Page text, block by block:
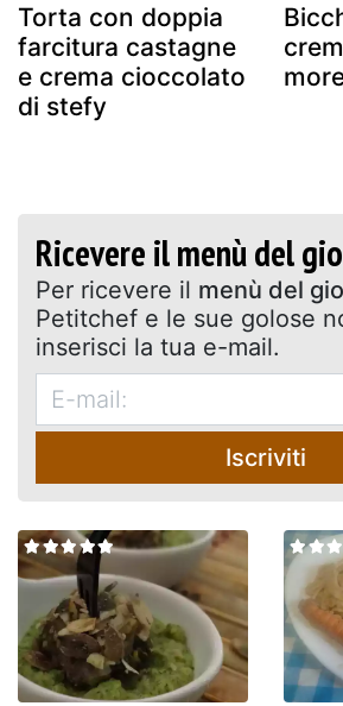
Torta con doppia
farcitura castagne
e crema cioccolato
di stefy
Ricevere il menù del
Per ricevere il menù del
Petitchef e le sue golose
inserisci la tua e-mail.
Iscriviti